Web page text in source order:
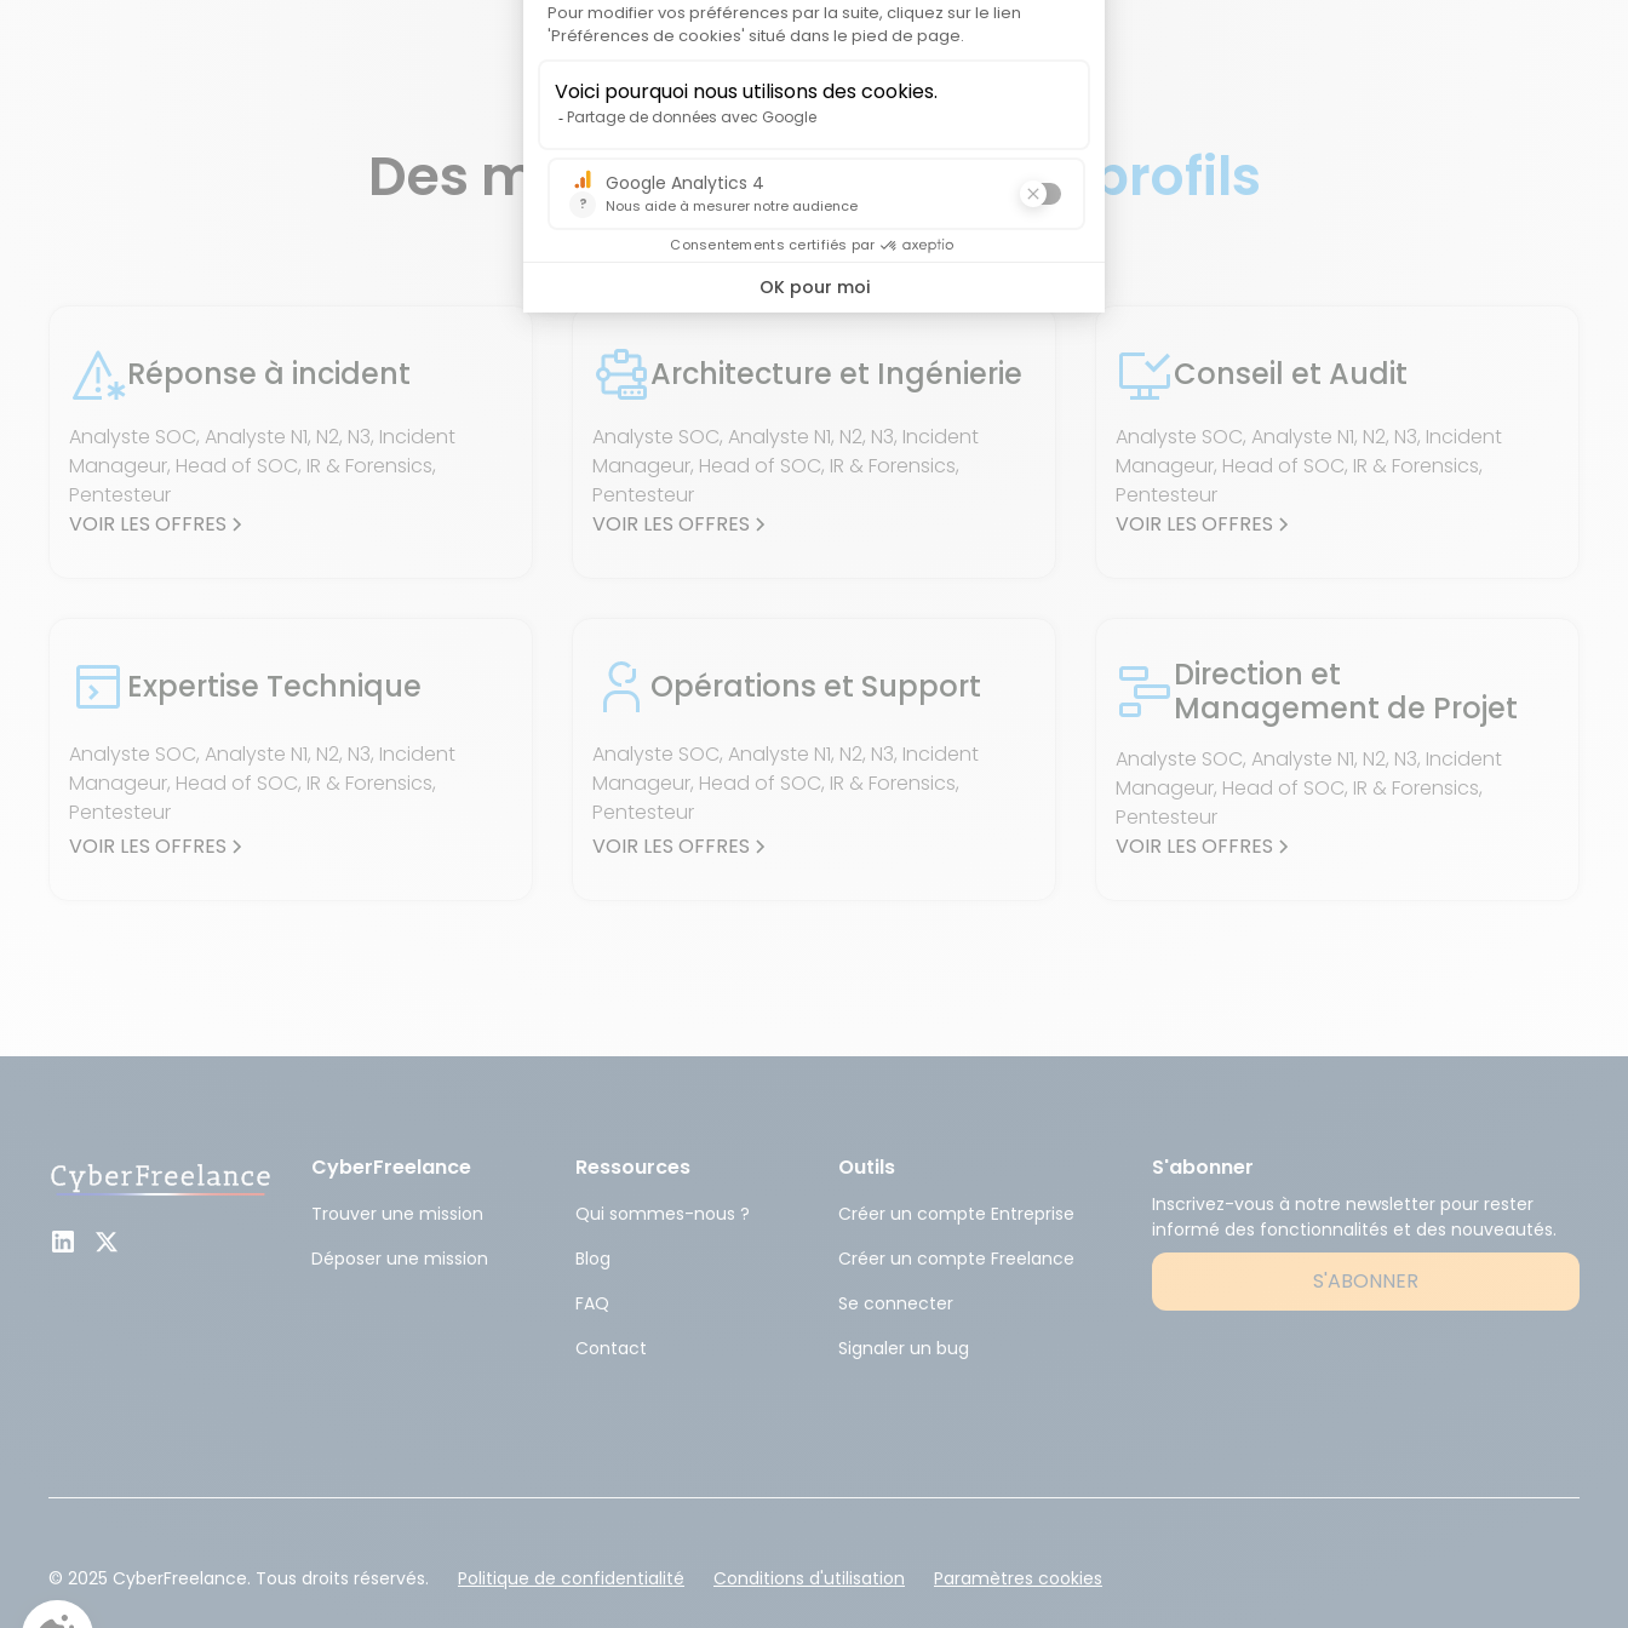
Des missions pour tous les profils
Réponse à incident
Analyste SOC, Analyste N1, N2, N3, Incident
Manageur, Head of SOC, IR & Forensics,
Pentesteur
VOIR LES OFFRES
Architecture et Ingénierie
Analyste SOC, Analyste N1, N2, N3, Incident
Manageur, Head of SOC, IR & Forensics,
Pentesteur
VOIR LES OFFRES
Conseil et Audit
Analyste SOC, Analyste N1, N2, N3, Incident
Manageur, Head of SOC, IR & Forensics,
Pentesteur
VOIR LES OFFRES
Expertise Technique
Analyste SOC, Analyste N1, N2, N3, Incident
Manageur, Head of SOC, IR & Forensics,
Pentesteur
VOIR LES OFFRES
Opérations et Support
Analyste SOC, Analyste N1, N2, N3, Incident
Manageur, Head of SOC, IR & Forensics,
Pentesteur
VOIR LES OFFRES
Direction et
Management de Projet
Analyste SOC, Analyste N1, N2, N3, Incident
Manageur, Head of SOC, IR & Forensics,
Pentesteur
VOIR LES OFFRES
CyberFreelance
Trouver une mission
Déposer une mission
Ressources
Qui sommes-nous ?
Blog
FAQ
Contact
Outils
Créer un compte Entreprise
Créer un compte Freelance
Se connecter
Signaler un bug
S'abonner
Inscrivez-vous à notre newsletter pour rester
informé des fonctionnalités et des nouveautés.
S'ABONNER
© 2025 CyberFreelance. Tous droits réservés. Politique de confidentialité Conditions d'utilisation Paramètres cookies